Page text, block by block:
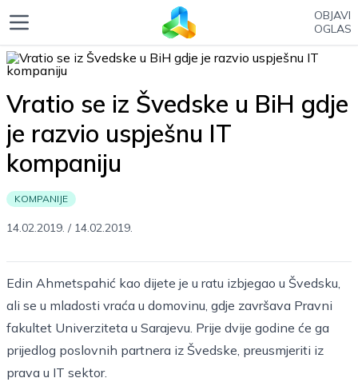
OBJAVI
OGLAS
Vratio se iz Švedske u BiH gdje
je razvio uspješnu IT
kompaniju
KOMPANIJE
14.02.2019. / 14.02.2019.
Edin Ahmetspahić kao dijete je u ratu izbjegao u Švedsku,
ali se u mladosti vraća u domovinu, gdje završava Pravni
fakultet Univerziteta u Sarajevu. Prije dvije godine će ga
prijedlog poslovnih partnera iz Švedske, preusmjeriti iz
prava u IT sektor.